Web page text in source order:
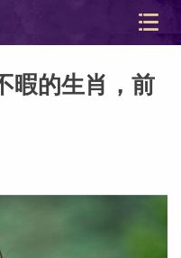
暇的生肖，前